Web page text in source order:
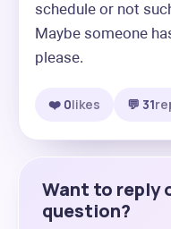
schedule or not
Maybe someone
please.
❤️ 0likes 💬 31
Want to reply
question?